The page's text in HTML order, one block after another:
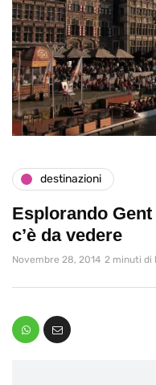
destinazioni
Esplorando
c’è da vedere
Novembre 28, 2014 2 minuti di